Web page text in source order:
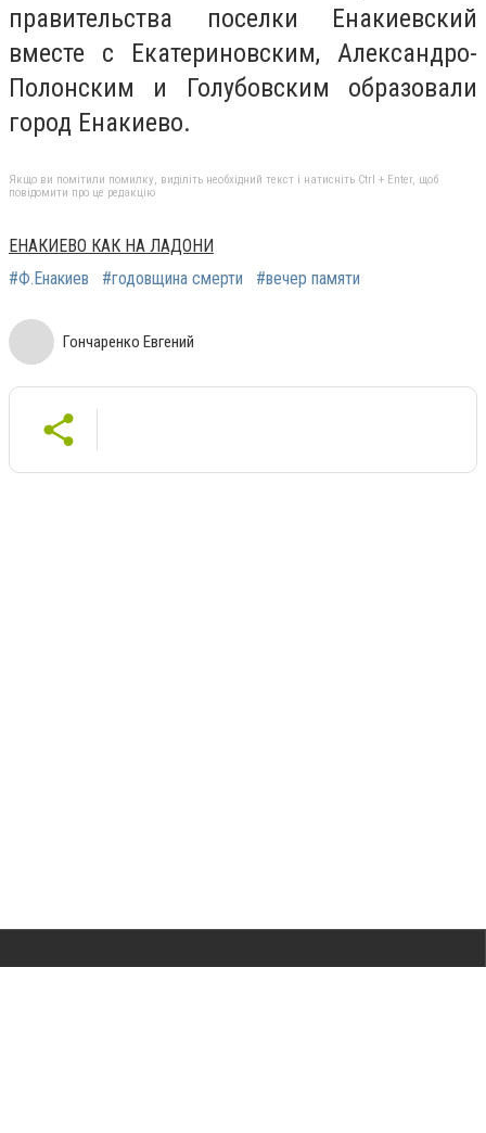
правительства поселки Енакиевский
вместе с Екатериновским, Александро-
Полонским и Голубовским образовали
город Енакиево.
Якщо ви помітили помилку, виділіть необхідний текст і натисніть Ctrl + Enter, щоб
повідомити про це редакцію
ЕНАКИЕВО КАК НА ЛАДОНИ
#Ф.Енакиев
#годовщина смерти #вечер памяти
Гончаренко Евгений